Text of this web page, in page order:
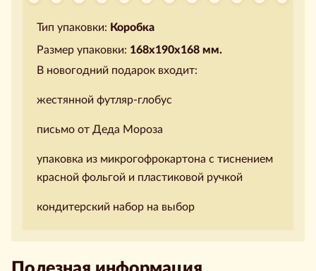
Тип упаковки: Коробка
Размер упаковки: 168х190х168 мм.
В новогодний подарок входит:
жестянной футляр-глобус
письмо от Деда Мороза
упаковка из микрогофрокартона с тиснением
красной фольгой и пластиковой ручкой
кондитерский набор на выбор